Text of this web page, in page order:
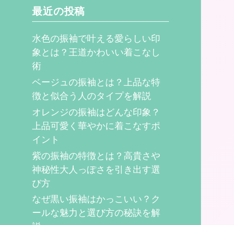
最近の投稿
水色の振袖で叶える愛らしい印
象とは？王道かわいい着こなし
術
ベージュの振袖とは？上品な特
徴と似合う人のタイプを解説
オレンジの振袖はどんな印象？
上品可愛く華やかに着こなすポ
イント
紫の振袖の特徴とは？高貴さや
神秘性大人っぽさを引き出す選
び方
なぜ黒い振袖はかっこいい？ク
ールな魅力と選び方の秘訣を解